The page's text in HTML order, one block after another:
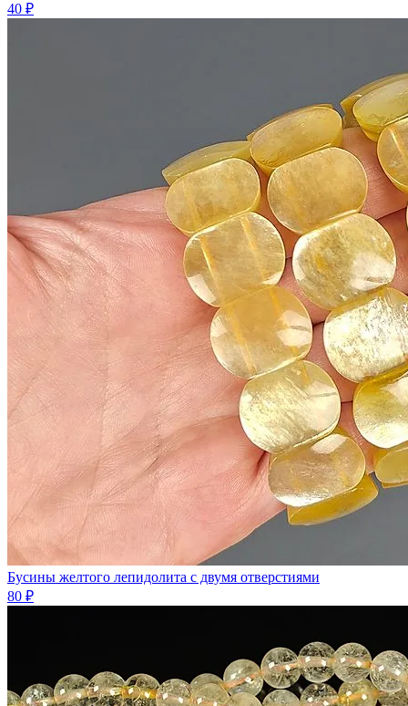
40 ₽
Бусины желтого лепидолита с двумя отверстиями
80 ₽